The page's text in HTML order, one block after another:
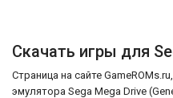
Скачать игры для
Страница на сайте
эмулятора Sega Mega Drive